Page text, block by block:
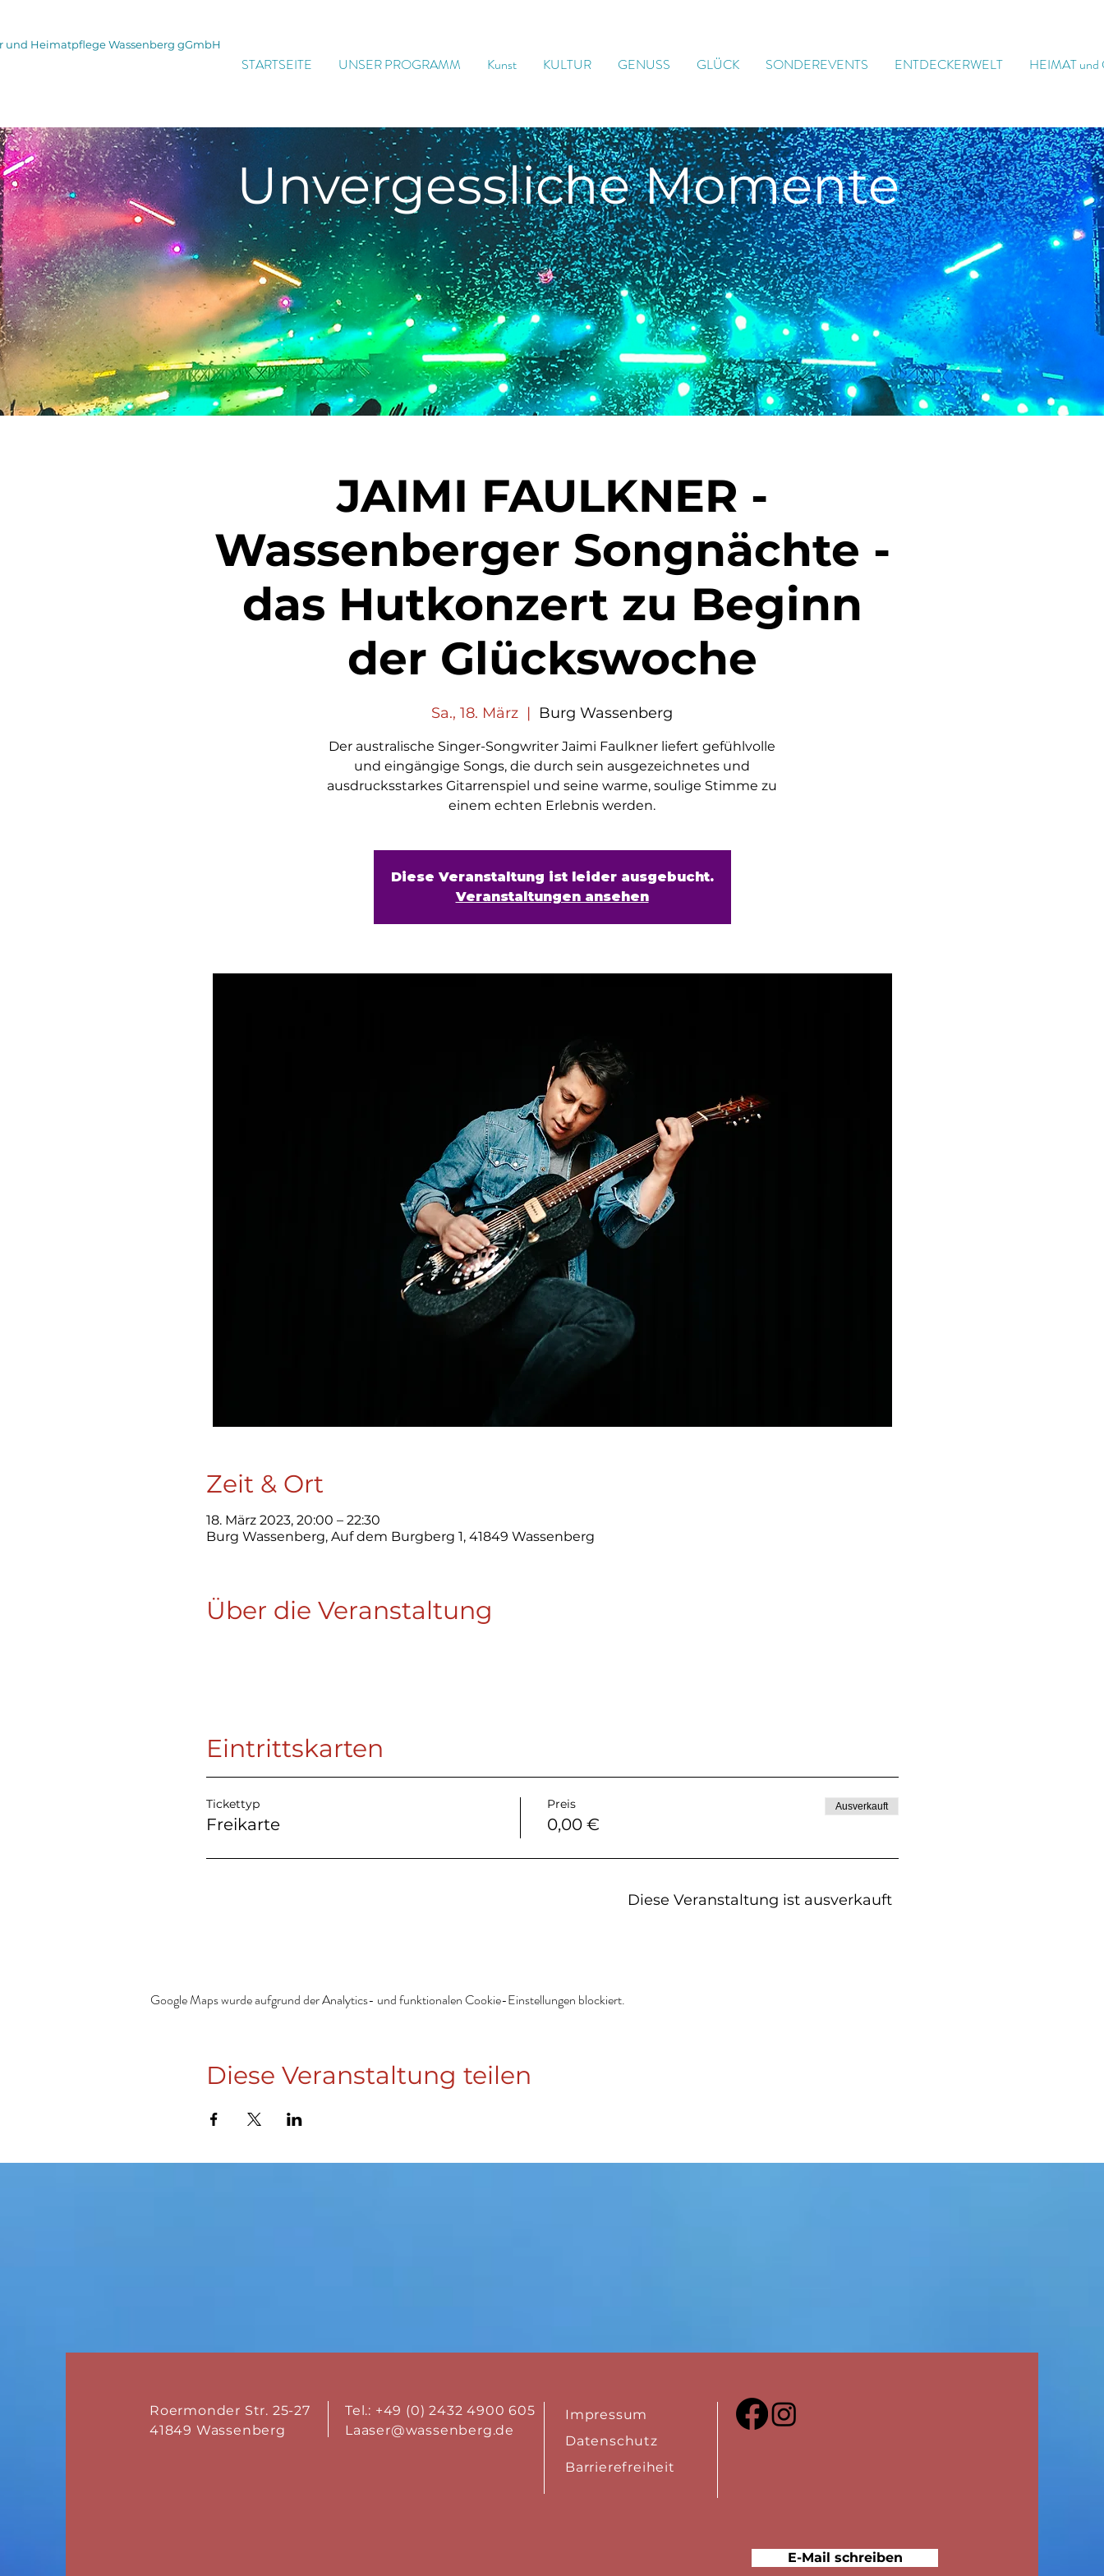
und Heimatpflege Wassenberg gGmbH
STARTSEITE UNSER PROGRAMM Kunst KULTUR GENUSS GLÜCK SONDEREVENTS ENTDECKERWELT HEIMAT
UnvergesslicheMomente
JAIMI FAULKNER -
Wassenberger Songnächte -
das Hutkonzert zu Beginn
der Glückswoche
Sa., 18. März
  |
Burg Wassenberg
Der australische Singer-Songwriter Jaimi Faulkner liefert gefühlvolle
und eingängige Songs, die durch sein ausgezeichnetes und
ausdrucksstarkes Gitarrenspiel und seine warme, soulige Stimme zu
einem echten Erlebnis werden.
Diese Veranstaltung ist leider ausgebucht.
Veranstaltungen ansehen
Zeit & Ort
18. März 2023, 20:00 – 22:30
Burg Wassenberg, Auf dem Burgberg 1, 41849 Wassenberg
Über die Veranstaltung
Eintrittskarten
Tickettyp
Freikarte
Preis
0,00 €
Ausverkauft
Diese Veranstaltung ist ausverkauft
Google Maps wurde aufgrund der Analytics- und funktionalen Cookie-Einstellungen blockiert.
Diese Veranstaltung teilen
Roermonder Str. 25-27
41849 Wassenberg
Tel.: +49 (0) 2432 4900 605
Laaser@wassenberg.de
Impressum
Datenschutz
Barrierefreiheit
E-Mail schreiben